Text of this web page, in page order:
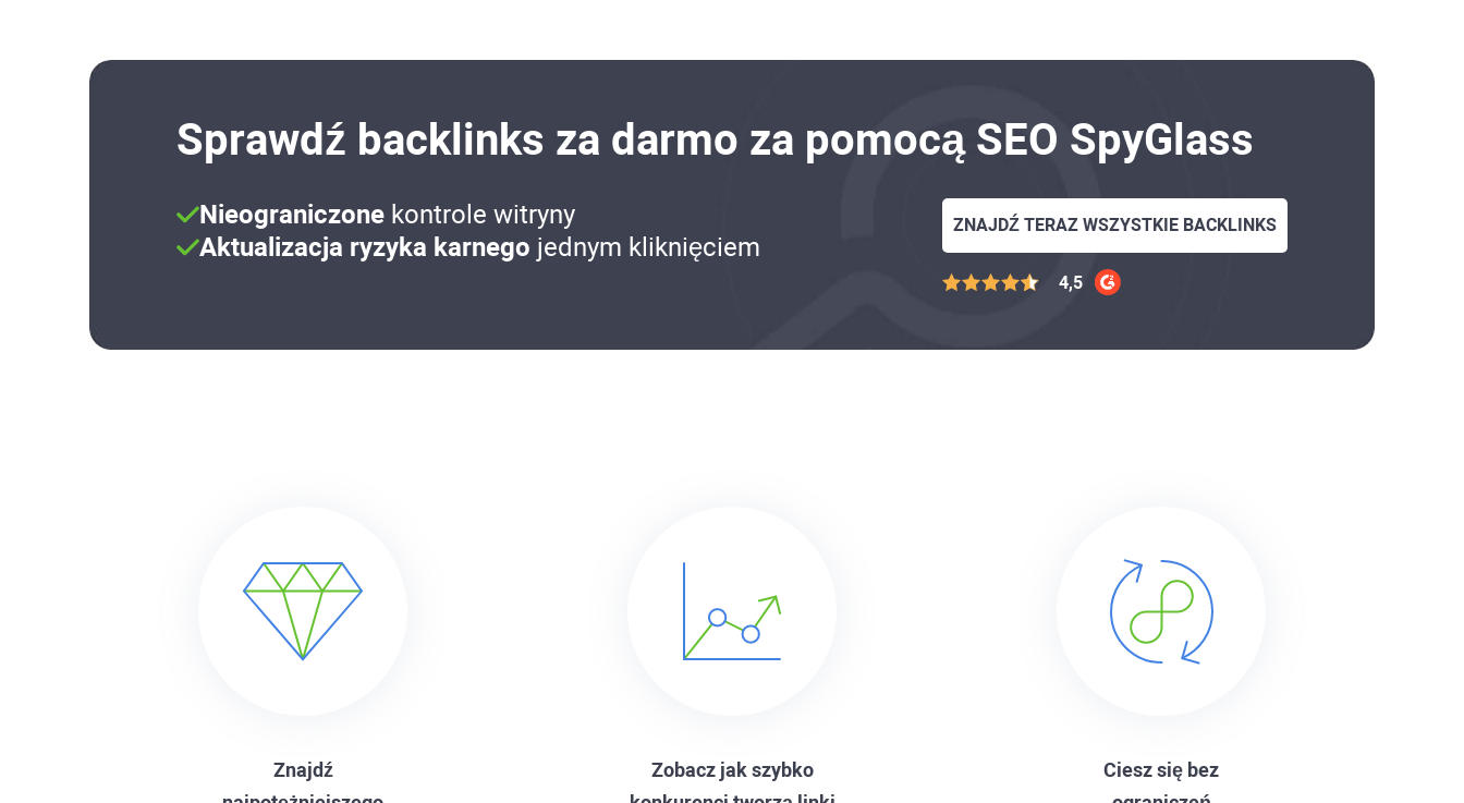
Sprawdź backlinks za darmo za pomocą SEO SpyGlass
Nieograniczone kontrole witryny
Aktualizacja ryzyka karnego jednym kliknięciem
ZNAJDŹ TERAZ WSZYSTKIE BACKLINKS
4,5
Znajdź
Zobacz jak szybko
Ciesz się bez